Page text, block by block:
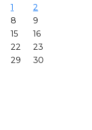
1
2
8
9
15
16
22
23
29
30